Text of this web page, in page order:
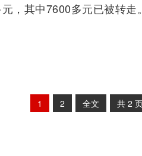
，其中7600多元已被转
1 2 全文 共 2